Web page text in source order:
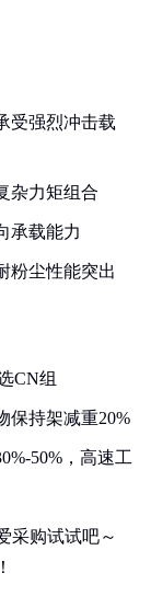
受强烈冲击载
杂力矩组合
承载能力
粉尘性能突出
CN组
保持架减重20%
50%，高速工
采购试试吧～